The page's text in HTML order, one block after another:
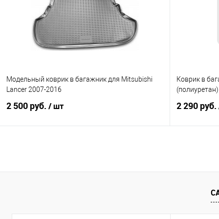
В избранное
В наличии
Модельный коврик в багажник для Mitsubishi
Lancer 2007-2016
2 500 руб. / шт
Купить в 1 клик
Сравнение
Коврик в
(полиуретан)
2 290 руб.
Купить в 1
В